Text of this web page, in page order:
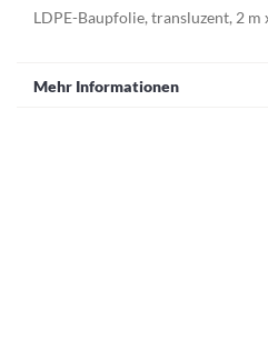
LDPE-Baupfolie, transluzent, 2 m
Mehr Informationen